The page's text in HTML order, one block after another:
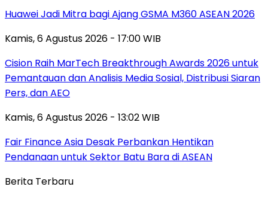
Huawei Jadi Mitra bagi Ajang GSMA M360 ASEAN 2026
Kamis, 6 Agustus 2026 - 17:00 WIB
Cision Raih MarTech Breakthrough Awards 2026 untuk
Pemantauan dan Analisis Media Sosial, Distribusi Siaran
Pers, dan AEO
Kamis, 6 Agustus 2026 - 13:02 WIB
Fair Finance Asia Desak Perbankan Hentikan
Pendanaan untuk Sektor Batu Bara di ASEAN
Berita Terbaru